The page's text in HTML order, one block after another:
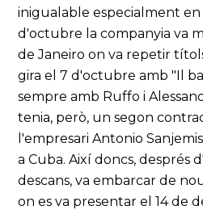
inigualable especialment
d'octubre la companyia va
de Janeiro on va repetir
gira el 7 d'octubre amb "Il
sempre amb Ruffo i
tenia, però, un segon
l'empresari Antonio
a Cuba. Així doncs, després
descans, va embarcar de
on es va presentar el 14 de